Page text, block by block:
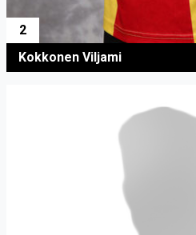
2
Kokkonen Viljami